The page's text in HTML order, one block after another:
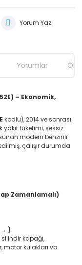
Yorum Yaz
Yorumlar
– Ekonomik,
kodlu), 2014 ve sonrası
tüketimi, sessiz
modern benzinli
çalışır durumda
Zamanlamalı)
→ )
kapağı,
motor kulakları vb.